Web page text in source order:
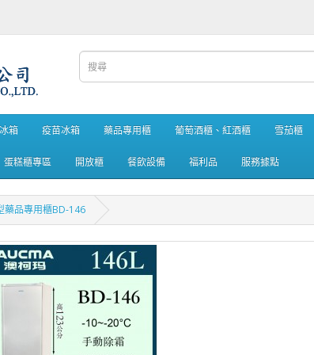
箱 疫苗冰箱 藥品專用櫃 葡萄酒櫃、紅酒櫃 雪茄櫃
蛋糕櫃專區 開放櫃 餐飲設備 福利品 服務據點
藥品專用櫃BD-146